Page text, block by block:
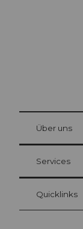
Gästekarte
Ihre Vorteile als
at Bre
Über uns
Services
Quicklinks